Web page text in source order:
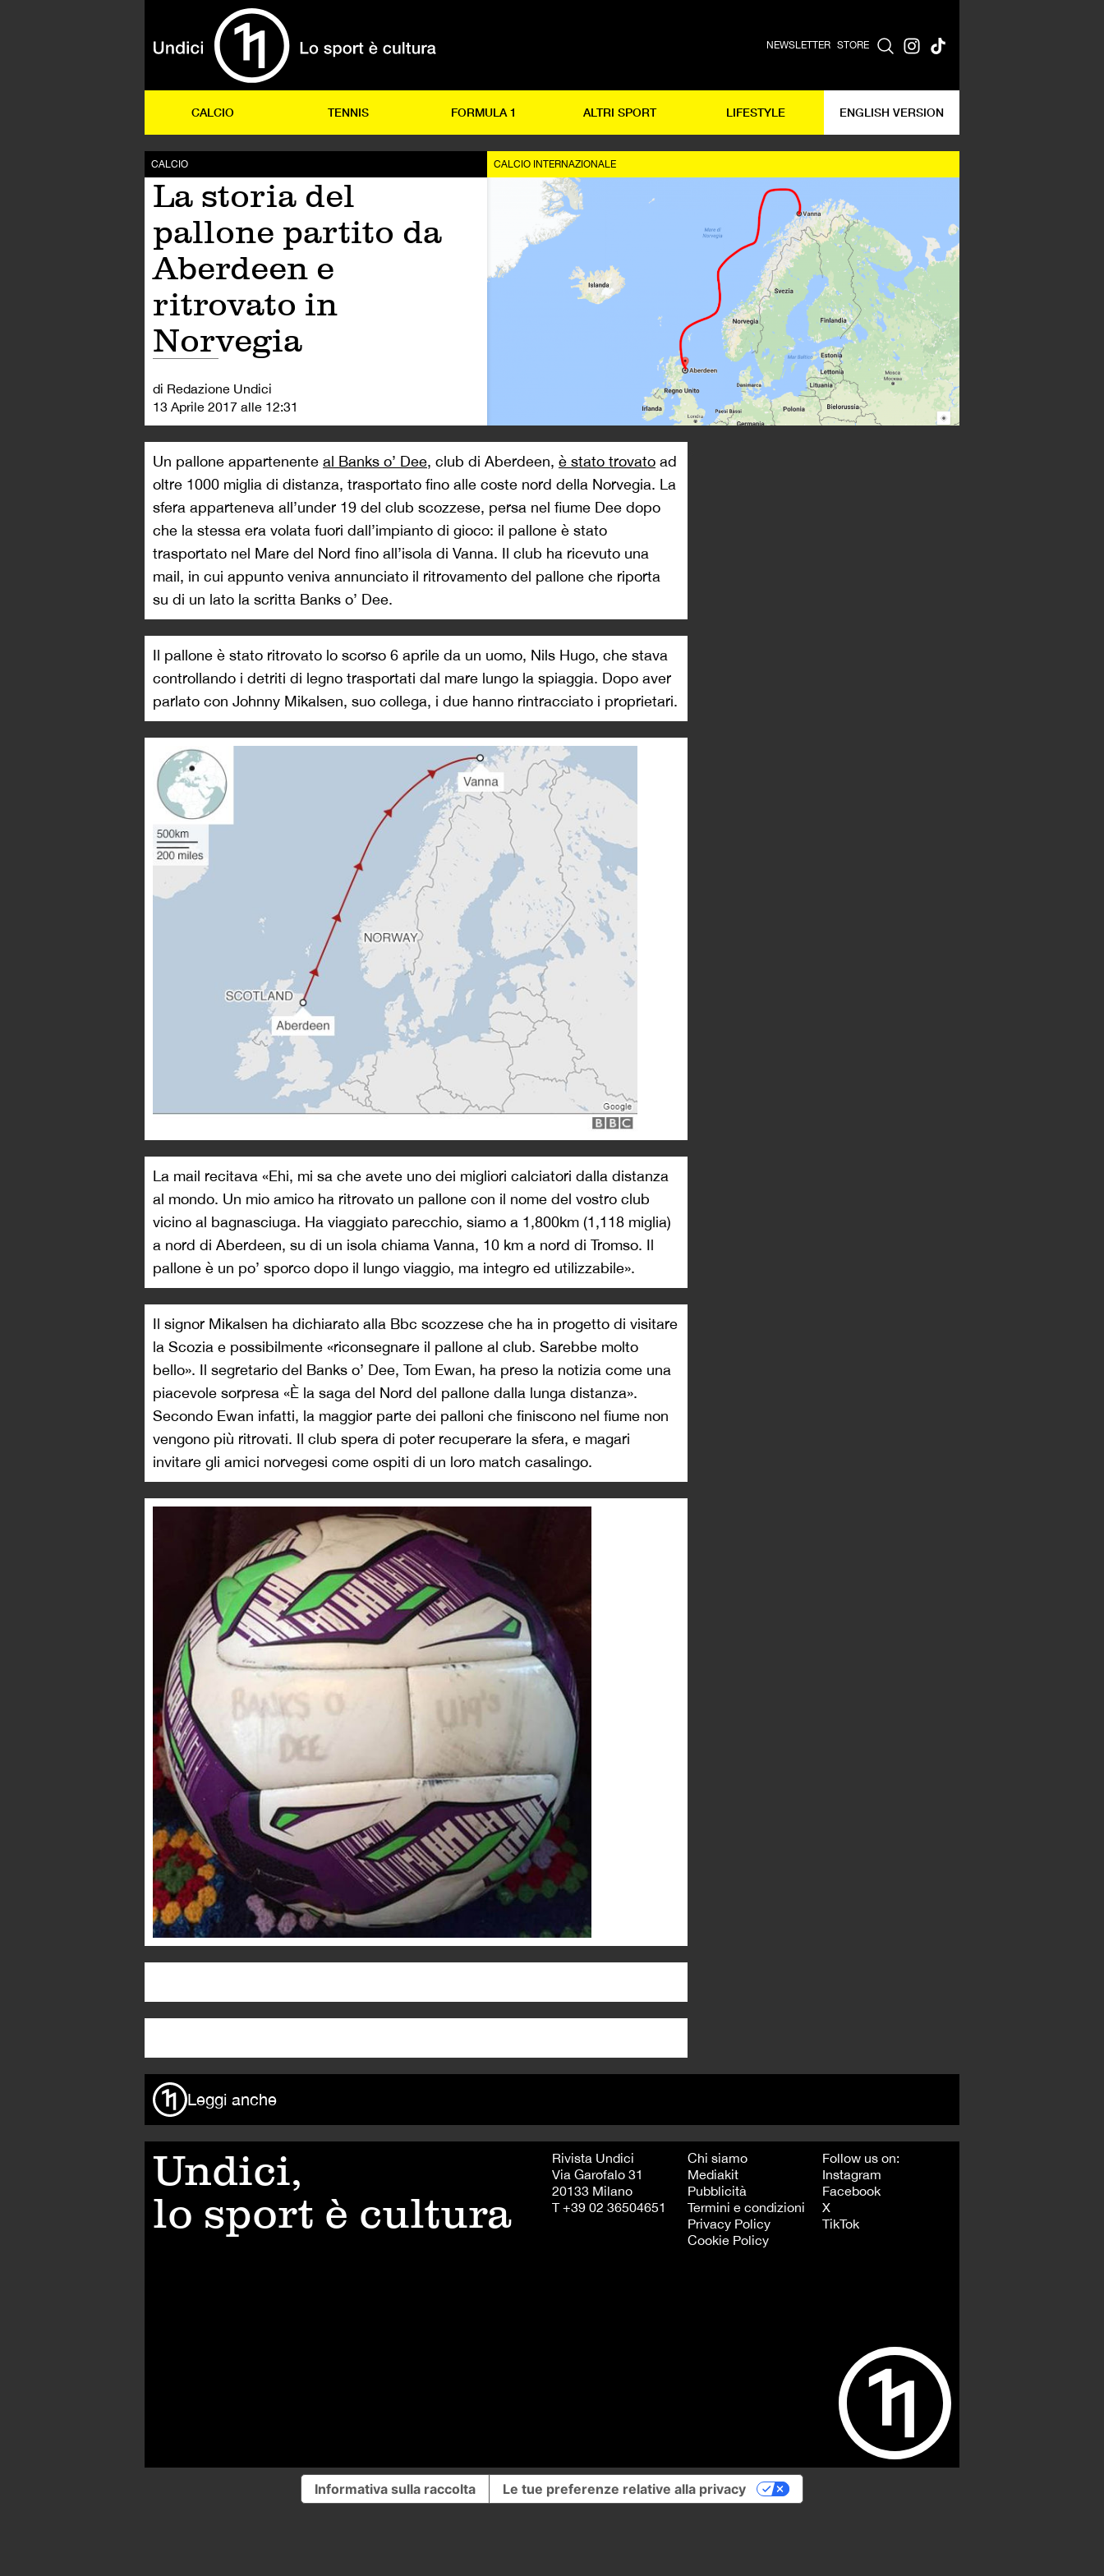
NEWSLETTER STORE
CALCIO TENNIS FORMULA 1 ALTRI SPORT LIFESTYLE ENGLISH VERSION
CALCIO
La storia del
pallone partito da
Aberdeen e
ritrovato in
Norvegia
di Redazione Undici
13 Aprile 2017 alle 12:31
CALCIO INTERNAZIONALE
Un pallone appartenente al Banks o’ Dee, club di Aberdeen, è stato trovato ad
oltre 1000 miglia di distanza, trasportato fino alle coste nord della Norvegia. La
sfera apparteneva all’under 19 del club scozzese, persa nel fiume Dee dopo
che la stessa era volata fuori dall’impianto di gioco: il pallone è stato
trasportato nel Mare del Nord fino all’isola di Vanna. Il club ha ricevuto una
mail, in cui appunto veniva annunciato il ritrovamento del pallone che riporta
su di un lato la scritta Banks o’ Dee.
Il pallone è stato ritrovato lo scorso 6 aprile da un uomo, Nils Hugo, che stava
controllando i detriti di legno trasportati dal mare lungo la spiaggia. Dopo aver
parlato con Johnny Mikalsen, suo collega, i due hanno rintracciato i proprietari.
La mail recitava «Ehi, mi sa che avete uno dei migliori calciatori dalla distanza
al mondo. Un mio amico ha ritrovato un pallone con il nome del vostro club
vicino al bagnasciuga. Ha viaggiato parecchio, siamo a 1,800km (1,118 miglia)
a nord di Aberdeen, su di un isola chiama Vanna, 10 km a nord di Tromso. Il
pallone è un po’ sporco dopo il lungo viaggio, ma integro ed utilizzabile».
Il signor Mikalsen ha dichiarato alla Bbc scozzese che ha in progetto di visitare
la Scozia e possibilmente «riconsegnare il pallone al club. Sarebbe molto
bello». Il segretario del Banks o’ Dee, Tom Ewan, ha preso la notizia come una
piacevole sorpresa «È la saga del Nord del pallone dalla lunga distanza».
Secondo Ewan infatti, la maggior parte dei palloni che finiscono nel fiume non
vengono più ritrovati. Il club spera di poter recuperare la sfera, e magari
invitare gli amici norvegesi come ospiti di un loro match casalingo.
Leggi anche
Undici,
lo sport è cultura
Rivista Undici
Via Garofalo 31
20133 Milano
T +39 02 36504651
Chi siamo
Mediakit
Pubblicità
Termini e condizioni
Privacy Policy
Cookie Policy
Follow us on:
Instagram
Facebook
X
TikTok
Informativa sulla raccolta Le tue preferenze relative alla privacy